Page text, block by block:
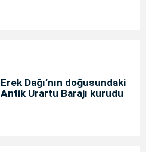
Erek Dağı’nın doğusundaki
Antik Urartu Barajı kurudu